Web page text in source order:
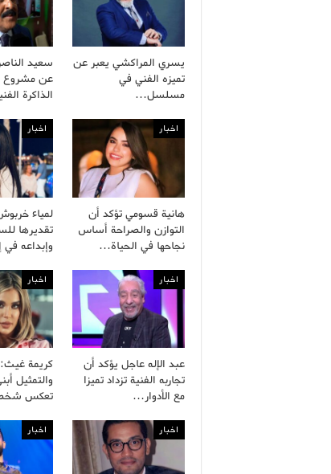
يسري المراكشي يعبر عن
تميزه الفني في
مسلسل…
سعيد
عن مشروع
الذاكرة
اخبار
هانية قسومي تؤكد أن
التوازن والصراحة أساس
نجاحها في الحياة…
اخبار
لمياء
تقديرها
وإبداعه في
اخبار
عبد الإله عاجل يؤكد أن
تجاربه الفنية تزداد تميزا
مع الأدوار…
اخبار
كريمة غيث:
والتمثيل
تعكس
اخبار اخبار